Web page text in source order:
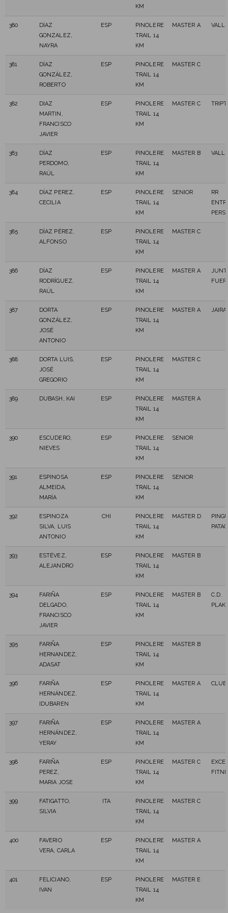
KM
380
DÍAZ
GONZALEZ,
NAYRA
ESP
PINOLERE
TRAIL 14
KM
MASTER A
381
DÍAZ
GONZÁLEZ,
ROBERTO
ESP
PINOLERE
TRAIL 14
KM
MASTER C
382
DIAZ
MARTIN,
FRANCISCO
JAVIER
ESP
PINOLERE
TRAIL 14
KM
MASTER C
383
DÍAZ
PERDOMO,
RAÚL
ESP
PINOLERE
TRAIL 14
KM
MASTER B
384
DÍAZ PEREZ,
CECILIA
ESP
PINOLERE
TRAIL 14
KM
SENIOR
RR
385
DÍAZ PÉREZ,
ALFONSO
ESP
PINOLERE
TRAIL 14
KM
MASTER C
386
DÍAZ
RODRÍGUEZ,
RAÚL
ESP
PINOLERE
TRAIL 14
KM
MASTER A
387
DORTA
GONZÁLEZ,
JOSÉ
ANTONIO
ESP
PINOLERE
TRAIL 14
KM
MASTER A
388
DORTA LUIS,
JOSÉ
GREGORIO
ESP
PINOLERE
TRAIL 14
KM
MASTER C
389 DUBASH, KAI ESP
PINOLERE
TRAIL 14
KM
MASTER A
390
ESCUDERO,
NIEVES
ESP
PINOLERE
TRAIL 14
KM
SENIOR
391
ESPINOSA
ALMEIDA,
MARÍA
ESP
PINOLERE
TRAIL 14
KM
SENIOR
392
ESPINOZA
SILVA, LUIS
ANTONIO
CHI
PINOLERE
TRAIL 14
KM
MASTER D
393
ESTÉVEZ,
ALEJANDRO
ESP
PINOLERE
TRAIL 14
KM
MASTER B
394
FARIÑA
DELGADO,
FRANCISCO
JAVIER
ESP
PINOLERE
TRAIL 14
KM
MASTER B
C.D.
395
FARIÑA
HERNANDEZ,
ADASAT
ESP
PINOLERE
TRAIL 14
KM
MASTER B
396
FARIÑA
HERNÁNDEZ,
IDUBAREN
ESP
PINOLERE
TRAIL 14
KM
MASTER A
397
FARIÑA
HERNÁNDEZ,
YERAY
ESP
PINOLERE
TRAIL 14
KM
MASTER A
398
FARIÑA
PEREZ,
MARIA JOSE
ESP
PINOLERE
TRAIL 14
KM
MASTER C
399
FATIGATTO,
SILVIA
ITA
PINOLERE
TRAIL 14
KM
MASTER C
400
FAVERIO
VERA, CARLA
ESP
PINOLERE
TRAIL 14
KM
MASTER A
401
FELICIANO,
IVAN
ESP
PINOLERE
TRAIL 14
KM
MASTER E